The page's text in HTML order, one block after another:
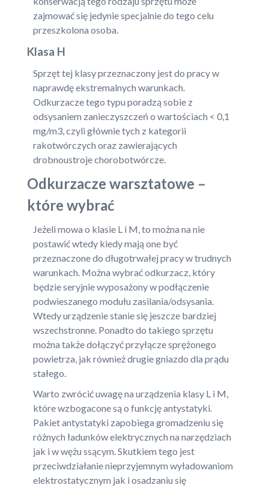
zajmować się jedynie specjalnie do tego celu
przeszkolona osoba.
Klasa H
Sprzęt tej klasy przeznaczony jest do pracy w
naprawdę ekstremalnych warunkach.
Odkurzacze tego typu poradzą sobie z
odsysaniem zanieczyszczeń o wartościach < 0,1
mg/m3, czyli głównie tych z kategorii
rakotwórczych oraz zawierających
drobnoustroje chorobotwórcze.
Odkurzacze warsztatowe –
które wybrać
Jeżeli mowa o klasie L i M, to można na nie
postawić wtedy kiedy mają one być
przeznaczone do długotrwałej pracy w trudnych
warunkach. Można wybrać odkurzacz, który
będzie seryjnie wyposażony w podłączenie
podwieszanego modułu zasilania/odsysania.
Wtedy urządzenie stanie się jeszcze bardziej
wszechstronne. Ponadto do takiego sprzętu
można także dołączyć przyłącze sprężonego
powietrza, jak również drugie gniazdo dla prądu
stałego.
Warto zwrócić uwagę na urządzenia klasy L i M,
które wzbogacone są o funkcję antystatyki.
Pakiet antystatyki zapobiega gromadzeniu się
różnych ładunków elektrycznych na narzędziach
jak i w wężu ssącym. Skutkiem tego jest
przeciwdziałanie nieprzyjemnym wyładowaniom
elektrostatycznym jak i osadzaniu się